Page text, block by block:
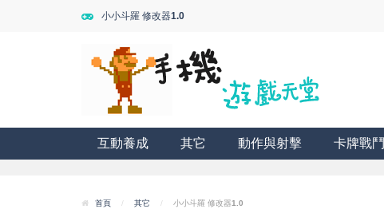
小小斗羅 修改器1.0
互動養成 其它 動作與射擊 卡牌戰鬥
首頁 / 其它 / 小小斗羅 修改器1.0